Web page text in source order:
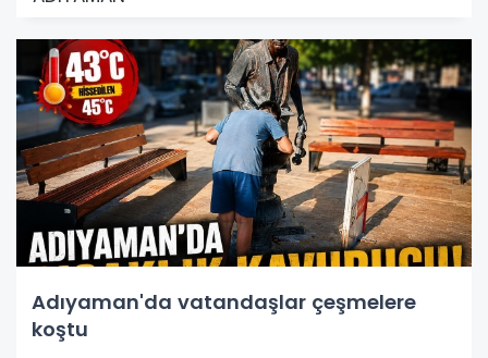
Adıyaman'da vatandaşlar çeşmelere
koştu